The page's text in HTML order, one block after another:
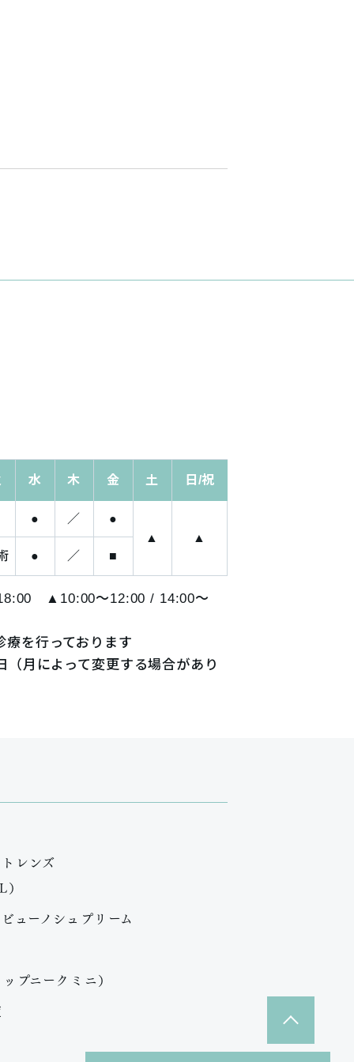
水 木 金 土 日/祝
● ／
●
▲
▲
● ／ ■
▲10:00～12:00 / 14:00～
を行っております
月によって変更する場合があり
レンズ
ューノシュプリーム
プニークミニ）